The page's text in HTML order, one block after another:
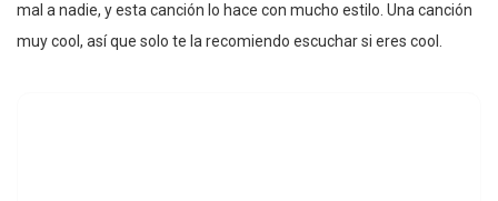
mal a nadie, y esta canción lo hace con mucho estilo. Una canción
muy cool, así que solo te la recomiendo escuchar si eres cool.